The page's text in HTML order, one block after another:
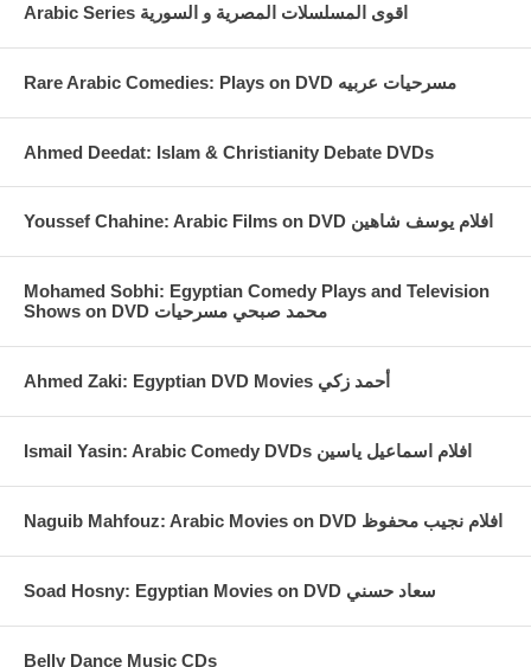
Arabic Series اقوى المسلسلات المصرية و السورية
Rare Arabic Comedies: Plays on DVD مسرحيات عربيه
Ahmed Deedat: Islam & Christianity Debate DVDs
Youssef Chahine: Arabic Films on DVD افلام يوسف شاهين
Mohamed Sobhi: Egyptian Comedy Plays and Television
Shows on DVD محمد صبحي مسرحيات
Ahmed Zaki: Egyptian DVD Movies أحمد زكي
Ismail Yasin: Arabic Comedy DVDs افلام اسماعيل ياسين
Naguib Mahfouz: Arabic Movies on DVD افلام نجيب محفوظ
Soad Hosny: Egyptian Movies on DVD سعاد حسني
Belly Dance Music CDs